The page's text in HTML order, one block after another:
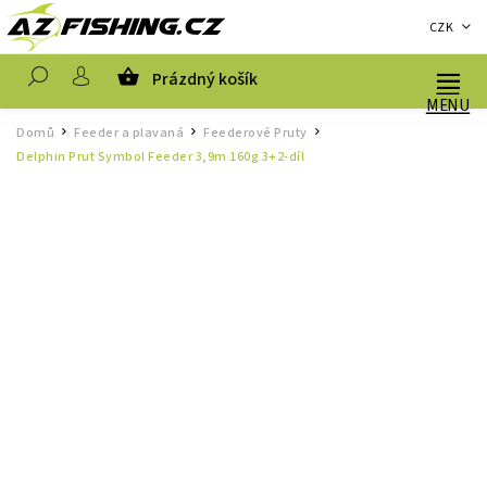
CZK
Prázdný košík
Domů / Feeder a plavaná / Feederové Pruty
Delphin Prut Symbol Feeder 3,9m 160g 3+2-díl